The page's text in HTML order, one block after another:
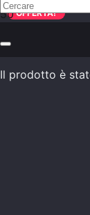
Il prodotto è
OFFERTA!